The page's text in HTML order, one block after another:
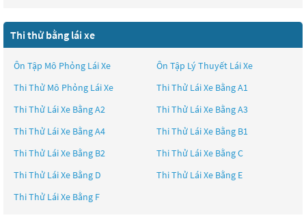
Thi thử bằng lái xe
Ôn Tập Mô Phỏng Lái Xe
Ôn Tập Lý Thuyết Lái Xe
Thi Thử Mô Phỏng Lái Xe
Thi Thử Lái Xe Bằng A1
Thi Thử Lái Xe Bằng A2
Thi Thử Lái Xe Bằng A3
Thi Thử Lái Xe Bằng A4
Thi Thử Lái Xe Bằng B1
Thi Thử Lái Xe Bằng B2
Thi Thử Lái Xe Bằng C
Thi Thử Lái Xe Bằng D
Thi Thử Lái Xe Bằng E
Thi Thử Lái Xe Bằng F